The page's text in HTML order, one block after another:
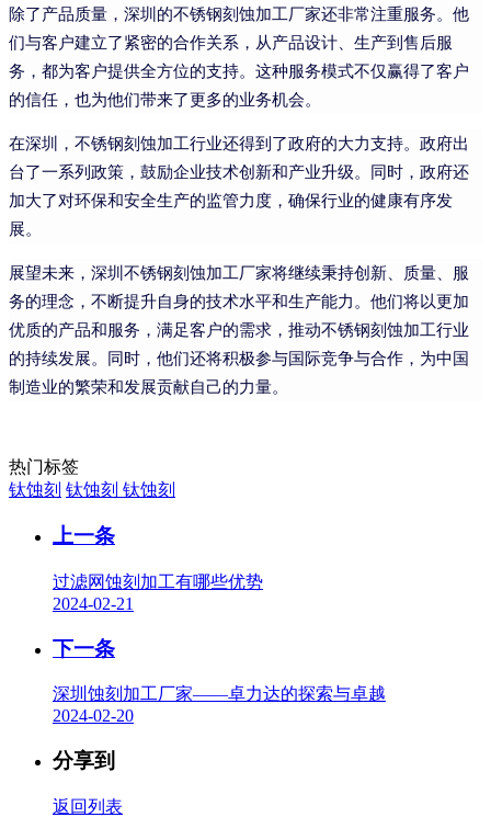
除了产品质量，深圳的不锈钢刻蚀加工厂家还非常注重服务。他
们与客户建立了紧密的合作关系，从产品设计、生产到售后服
务，都为客户提供全方位的支持。这种服务模式不仅赢得了客户
的信任，也为他们带来了更多的业务机会。
在深圳，不锈钢刻蚀加工行业还得到了政府的大力支持。政府出
台了一系列政策，鼓励企业技术创新和产业升级。同时，政府还
加大了对环保和安全生产的监管力度，确保行业的健康有序发
展。
展望未来，深圳不锈钢刻蚀加工厂家将继续秉持创新、质量、服
务的理念，不断提升自身的技术水平和生产能力。他们将以更加
优质的产品和服务，满足客户的需求，推动不锈钢刻蚀加工行业
的持续发展。同时，他们还将积极参与国际竞争与合作，为中国
制造业的繁荣和发展贡献自己的力量。
热门标签
钛蚀刻 钛蚀刻 钛蚀刻
上一条
过滤网蚀刻加工有哪些优势
2024-02-21
下一条
深圳蚀刻加工厂家——卓力达的探索与卓越
2024-02-20
分享到
返回列表